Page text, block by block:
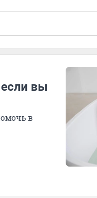
вы
в